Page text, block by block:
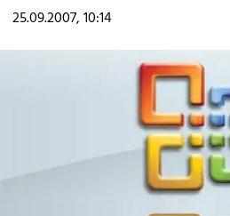
25.09.2007, 10:14